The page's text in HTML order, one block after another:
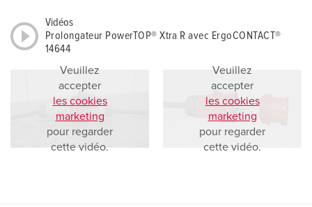
Vidéos
Prolongateur PowerTOP® Xtra R avec ErgoCONTACT®
14644
Veuillez
accepter
les cookies
marketing
pour regarder
cette vidéo.
Veuillez
accepter
les cookies
marketing
pour regarder
cette vidéo.